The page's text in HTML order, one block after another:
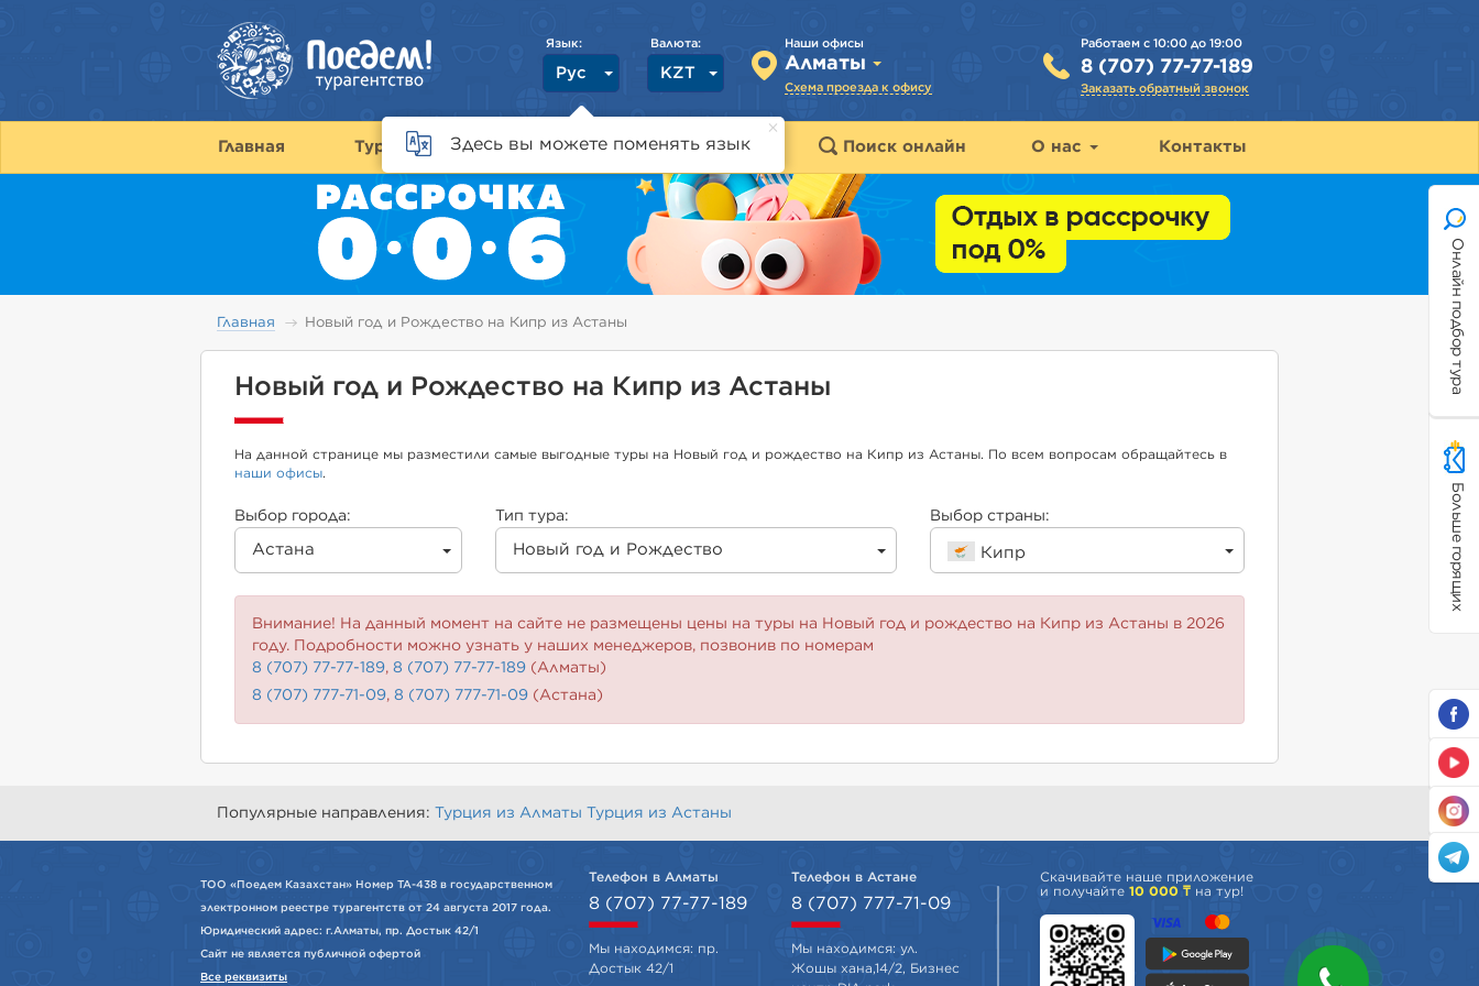
Работаем с 10:00 до 19:00
8 (707) 77-77-189
Заказать обратный звонок
Наши офисы
Алматы
Схема проезда к офису
Валюта:
KZT
Язык:
Рус
Здесь вы можете поменять язык
Главная Туры Страны Горящие туры Поиск онлайн О нас Контакты
Онлайн подбор тура
Больше горящих
Главная Новый год и Рождество на Кипр из Астаны
Новый год и Рождество на Кипр из Астаны
На данной странице мы разместили самые выгодные туры на Новый год и рождество на Кипр из Астаны. По всем вопросам обращайтесь в
наши офисы.
Выбор города:
Астана
Тип тура:
Новый год и Рождество
Выбор страны:
Кипр
Внимание! На данный момент на сайте не размещены цены на туры на Новый год и рождество на Кипр из Астаны в 2026
году. Подробности можно узнать у наших менеджеров, позвонив по номерам
8 (707) 77-77-189, 8 (707) 77-77-189 (Алматы)
8 (707) 777-71-09, 8 (707) 777-71-09 (Астана)
Популярные направления: Турция из Алматы Турция из Астаны
ТОО «Поедем Казахстан» Номер ТА-438 в государственном
электронном реестре турагентств от 24 августа 2017 года.
Юридический адрес: г.Алматы, пр. Достык 42/1
Сайт не является публичной офертой
Все реквизиты
Телефон в Алматы
8 (707) 77-77-189
Мы находимся: пр.
Достык 42/1
Телефон в Астане
8 (707) 777-71-09
Мы находимся: ул.
Жошы хана,14/2, Бизнес
Скачивайте наше приложение
и получайте10 000 ₸ на тур!